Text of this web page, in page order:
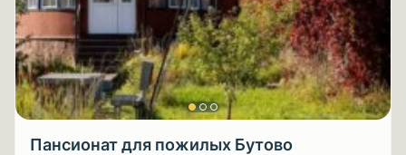
Пансионат для пожилых Бутово